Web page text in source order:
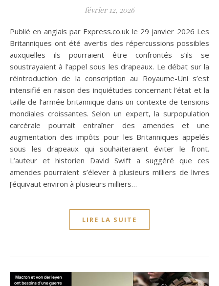
février 12, 2026
Publié en anglais par Express.co.uk le 29 janvier 2026 Les
Britanniques ont été avertis des répercussions possibles
auxquelles ils pourraient être confrontés s’ils se
soustrayaient à l’appel sous les drapeaux. Le débat sur la
réintroduction de la conscription au Royaume-Uni s’est
intensifié en raison des inquiétudes concernant l’état et la
taille de l’armée britannique dans un contexte de tensions
mondiales croissantes. Selon un expert, la surpopulation
carcérale pourrait entraîner des amendes et une
augmentation des impôts pour les Britanniques appelés
sous les drapeaux qui souhaiteraient éviter le front.
L’auteur et historien David Swift a suggéré que ces
amendes pourraient s’élever à plusieurs milliers de livres
[équivaut environ à plusieurs milliers…
LIRE LA SUITE